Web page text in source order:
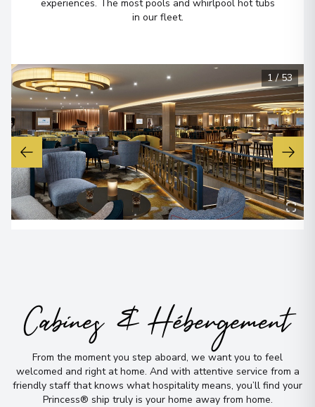
experiences. The most pools and whirlpool hot tubs
in our fleet.
1/53
Cabines & Hébergement
From the moment you step aboard, we want you to feel
welcomed and right at home. And with attentive service from a
friendly staff that knows what hospitality means, you’ll find your
Princess® ship truly is your home away from home.